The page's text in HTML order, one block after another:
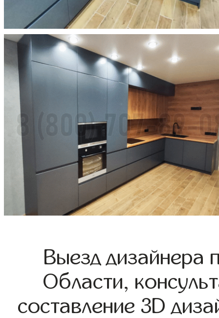
Выезд дизайнера
Области,
составление 3D